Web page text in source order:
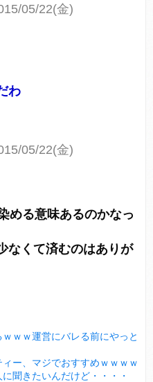
05/22(金)
わ
05/22(金)
める意味あるのかなっ
なくて済むのはありが
ｗｗ運営にバレる前にやっと
ー、マジでおすすめｗｗｗｗ
聞きたいんだけど・・・・